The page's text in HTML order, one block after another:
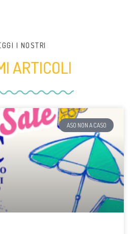
I NOSTRI
ARTICOLI
ASO NON A CASO